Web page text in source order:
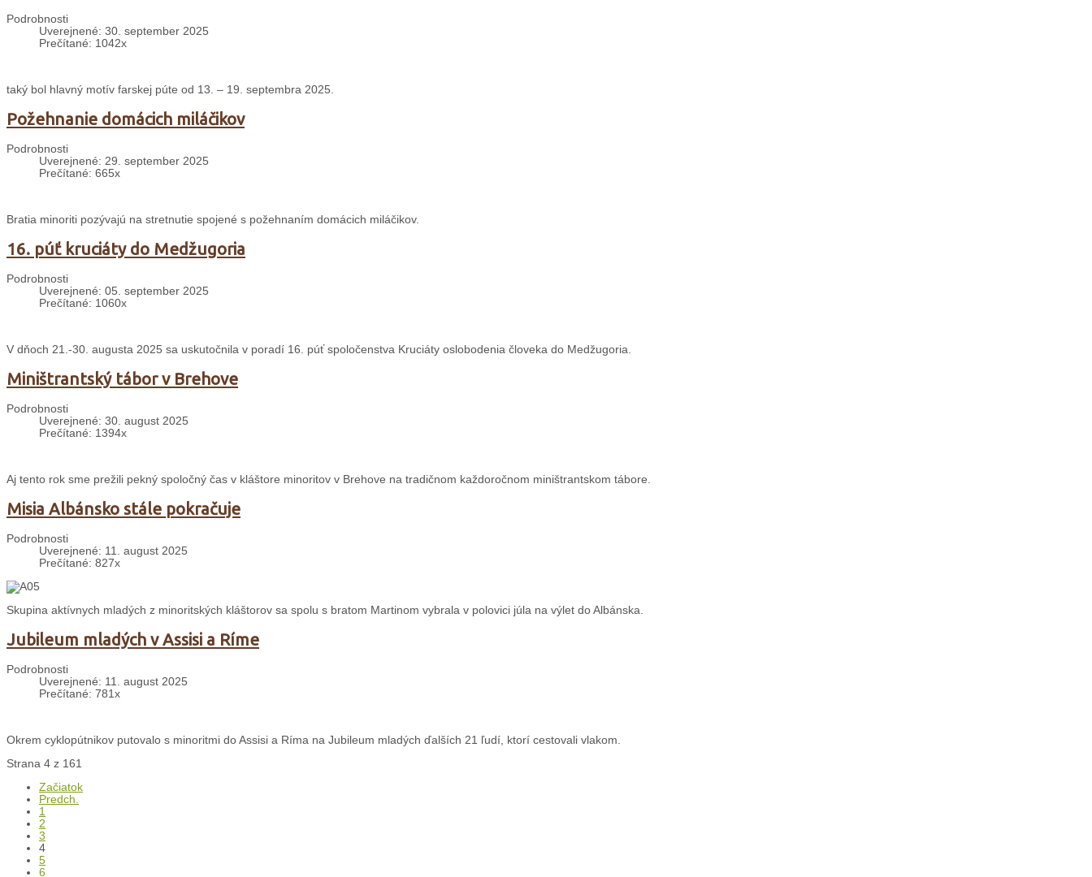
Podrobnosti
Uverejnené: 30. september 2025
Prečítané: 1042x
taký bol hlavný motív farskej púte od 13. – 19. septembra 2025.
Požehnanie domácich miláčikov
Podrobnosti
Uverejnené: 29. september 2025
Prečítané: 665x
Bratia minoriti pozývajú na stretnutie spojené s požehnaním domácich miláčikov.
16. púť kruciáty do Medžugoria
Podrobnosti
Uverejnené: 05. september 2025
Prečítané: 1060x
V dňoch 21.-30. augusta 2025 sa uskutočnila v poradí 16. púť spoločenstva Kruciáty oslobodenia človeka do Medžugoria.
Miništrantský tábor v Brehove
Podrobnosti
Uverejnené: 30. august 2025
Prečítané: 1394x
Aj tento rok sme prežili pekný spoločný čas v kláštore minoritov v Brehove na tradičnom každoročnom miništrantskom tábore.
Misia Albánsko stále pokračuje
Podrobnosti
Uverejnené: 11. august 2025
Prečítané: 827x
Skupina aktívnych mladých z minoritských kláštorov sa spolu s bratom Martinom vybrala v polovici júla na výlet do Albánska.
Jubileum mladých v Assisi a Ríme
Podrobnosti
Uverejnené: 11. august 2025
Prečítané: 781x
Okrem cyklopútnikov putovalo s minoritmi do Assisi a Ríma na Jubileum mladých ďalších 21 ľudí, ktorí cestovali vlakom.
Strana 4 z 161
Začiatok
Predch.
1
2
3
4
5
6